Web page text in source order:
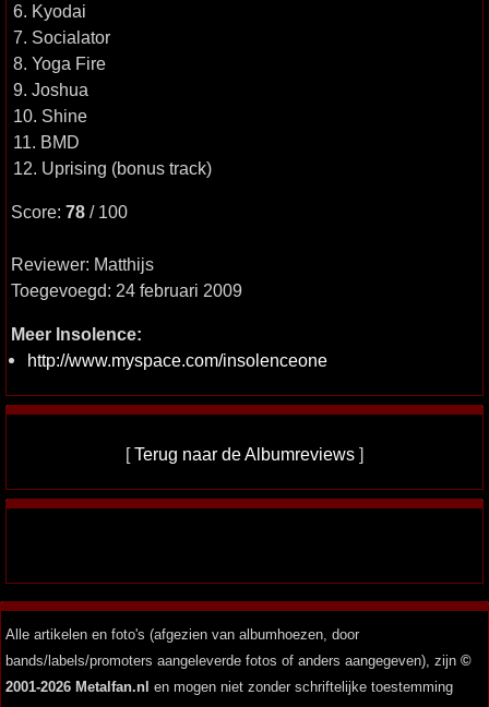
6. Kyodai
7. Socialator
8. Yoga Fire
9. Joshua
10. Shine
11. BMD
12. Uprising (bonus track)
Score: 78 / 100
Reviewer: Matthijs
Toegevoegd: 24 februari 2009
Meer Insolence:
http://www.myspace.com/insolenceone
[Terug naar de Albumreviews ]
Alle artikelen en foto's (afgezien van albumhoezen, door
bands/labels/promoters aangeleverde fotos of anders aangegeven), zijn ©
2001-2026 Metalfan.nl en mogen niet zonder schriftelijke toestemming